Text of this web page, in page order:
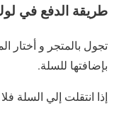
طريقة الدفع في
تجول بالمتجر و أختار
بإضافتها للسلة.
إذا انتقلت إلي السلة